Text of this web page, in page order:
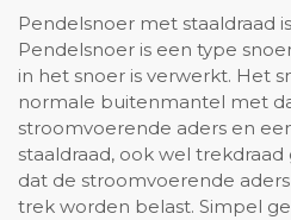
Pendelsnoer met staaldraad
Pendelsnoer is een type
in het snoer is verwerkt. Het
normale buitenmantel met
stroomvoerende aders en
staaldraad, ook wel
dat de stroomvoerende
trek worden belast. Simpel